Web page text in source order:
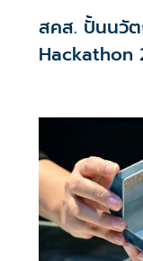
สคส. ปั้นนวัต
Hackathon